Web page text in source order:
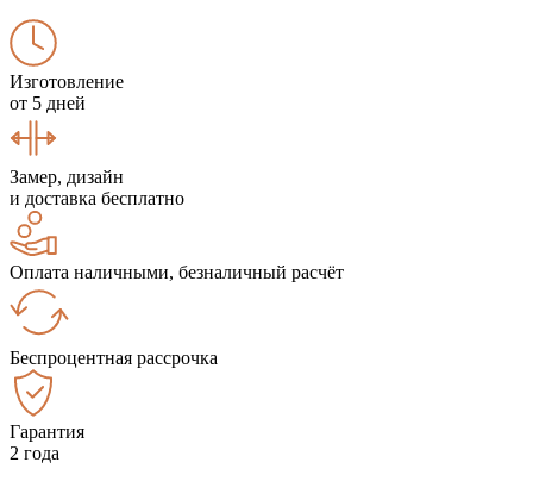
Изготовление
от 5 дней
Замер, дизайн
и доставка бесплатно
Оплата наличными, безналичный расчёт
Беспроцентная рассрочка
Гарантия
2 года